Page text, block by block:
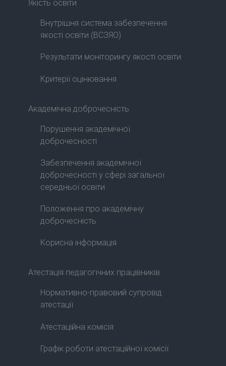
Якість освіти
Внутрішня система забезпечення
якості освіти (ВСЗЯО)
Результати моніторингу якості освіти
Критерії оцінювання
Академічна доброчесність
Порушення академічної
доброчесності
Забезпечення академічної
доброчесності у сфері загальної
середньої освіти
Положення про академічну
доброчесність
Корисна інформація
Атестація педагогічних працівників
Нормативно-правовий супровід
атестації
Атестаційна комісія
Графік роботи атестаційної комісії